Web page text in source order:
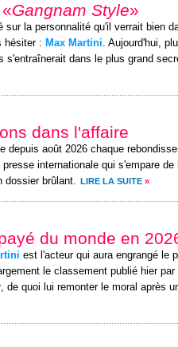
Gangnam Style»
sur la personnalité qu'il verrait bien
hésiter : Max Martini. Aujourd'hui,
s'entraînerait dans le plus grand
dans l'affaire
depuis août 2026 chaque
internationale qui s'empare
dossier brûlant. LIRE LA SUITE »
du monde en
est l'acteur qui aura engrangé le
le classement publié hier
, de quoi lui remonter le moral après